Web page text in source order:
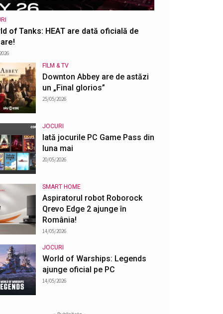
of Tanks: HEAT are dată oficială de
FILM & TV
Downton Abbey are de astăzi
un „Final glorios”
25/05/2026
JOCURI
Iată jocurile PC Game Pass din
luna mai
20/05/2026
SMART HOME
Aspiratorul robot Roborock
Qrevo Edge 2 ajunge în
România!
14/05/2026
JOCURI
World of Warships: Legends
ajunge oficial pe PC
14/05/2026